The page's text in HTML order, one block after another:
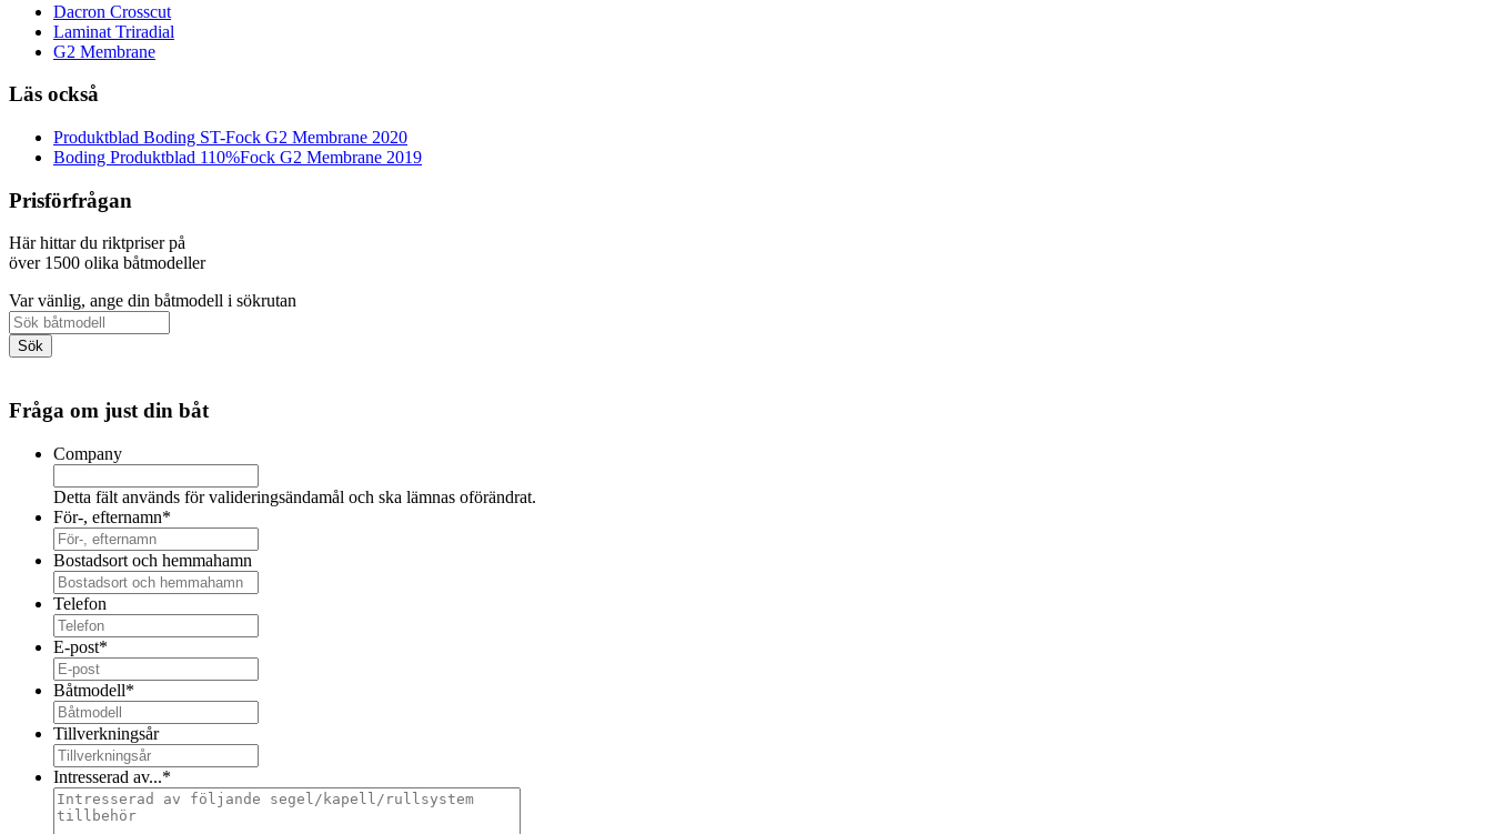
Dacron Crosscut
Laminat Triradial
G2 Membrane
Läs också
Produktblad Boding ST-Fock G2 Membrane 2020
Boding Produktblad 110%Fock G2 Membrane 2019
Prisförfrågan
Här hittar du riktpriser på
över 1500 olika båtmodeller
Var vänlig, ange din båtmodell i sökrutan
Fråga om just din båt
Company
Detta fält används för valideringsändamål och ska lämnas oförändrat.
För-, efternamn*
Bostadsort och hemmahamn
Telefon
E-post*
Båtmodell*
Tillverkningsår
Intresserad av...*